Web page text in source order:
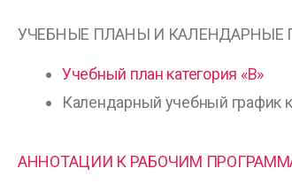
УЧЕБНЫЕ ПЛАНЫ И КАЛЕНДАРНЫЕ
Учебный план категория «В»
Календарный учебный график
АННОТАЦИИ К РАБОЧИМ